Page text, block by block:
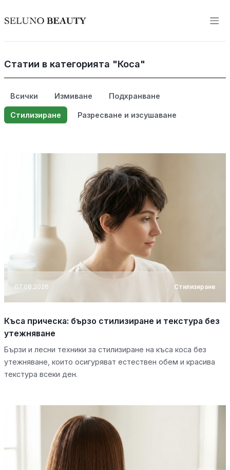
Статии в категорията "Коса"
Всички Измиване Подхранване
Стилизиране Разресване и изсушаване
07.08.2026 Стилизиране
Къса прическа: бързо стилизиране и текстура без
утежняване
Бързи и лесни техники за стилизиране на къса коса без
утежняване, които осигуряват естествен обем и красива
текстура всеки ден.